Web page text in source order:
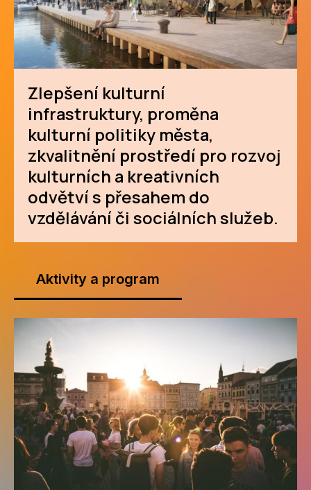
Zlepšení kulturní
infrastruktury, proměna
kulturní politiky města,
zkvalitnění prostředí pro rozvoj
kulturních a kreativních
odvětví s přesahem do
vzdělávání či sociálních služeb.
Aktivity a program